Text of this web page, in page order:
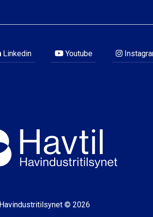
Linkedin Youtube
Havindustritilsynet © 2026